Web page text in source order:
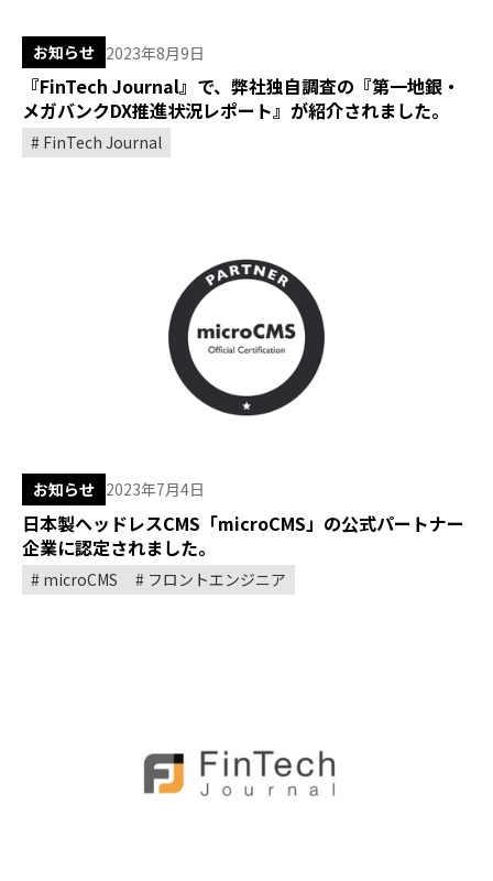
お知らせ 2023年8月9日
『FinTech Journal』で、弊社独自調査の『第一地銀・
メガバンクDX推進状況レポート』が紹介されました。
FinTech Journal
お知らせ 2023年7月4日
日本製ヘッドレスCMS「microCMS」の公式パートナー
企業に認定されました。
microCMS フロントエンジニア